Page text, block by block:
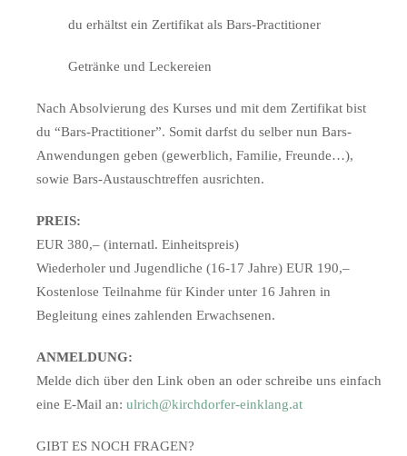
du erhältst ein Zertifikat als Bars-Practitioner
Getränke und Leckereien
Nach Absolvierung des Kurses und mit dem Zertifikat bist
du “Bars-Practitioner”. Somit darfst du selber nun Bars-
Anwendungen geben (gewerblich, Familie, Freunde…),
sowie Bars-Austauschtreffen ausrichten.
PREIS:
EUR 380,– (internatl. Einheitspreis)
Wiederholer und Jugendliche (16-17 Jahre) EUR 190,–
Kostenlose Teilnahme für Kinder unter 16 Jahren in
Begleitung eines zahlenden Erwachsenen.
ANMELDUNG:
Melde dich über den Link oben an oder schreibe uns einfach
eine E-Mail an: ulrich@kirchdorfer-einklang.at
GIBT ES NOCH FRAGEN?